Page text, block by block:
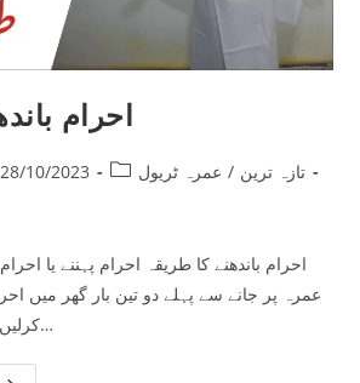
احرام
28/10/2023
Post
تازہ ترین / عمرہ ٹریول
احرام باندھنے کا طریقہ احرام پہننے یا
عمرہ پر جانے سے پہلے دو تین بار گھر میں
کرلیں۔ نوٹ: عورت کااحرام…